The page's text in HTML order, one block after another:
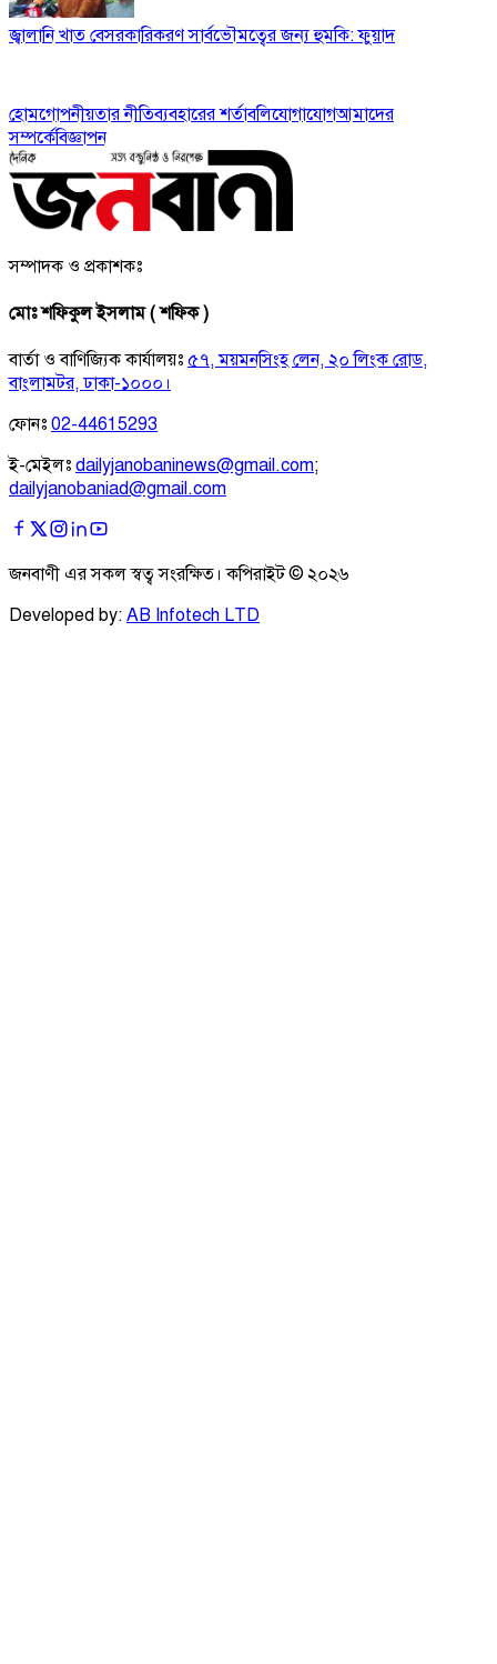
জ্বালানি খাত বেসরকারিকরণ সার্বভৌমত্বের জন্য হুমকি: ফুয়াদ
হোমগোপনীয়তার নীতিব্যবহারের শর্তাবলিযোগাযোগআমাদের
সম্পর্কেবিজ্ঞাপন
সম্পাদক ও প্রকাশকঃ
মোঃ শফিকুল ইসলাম ( শফিক )
বার্তা ও বাণিজ্যিক কার্যালয়ঃ ৫৭, ময়মনসিংহ লেন, ২০ লিংক রোড,
বাংলামটর, ঢাকা-১০০০।
ফোনঃ 02-44615293
ই-মেইলঃ dailyjanobaninews@gmail.com;
dailyjanobaniad@gmail.com
জনবাণী এর সকল স্বত্ব সংরক্ষিত। কপিরাইট © ২০২৬
Developed by: AB Infotech LTD